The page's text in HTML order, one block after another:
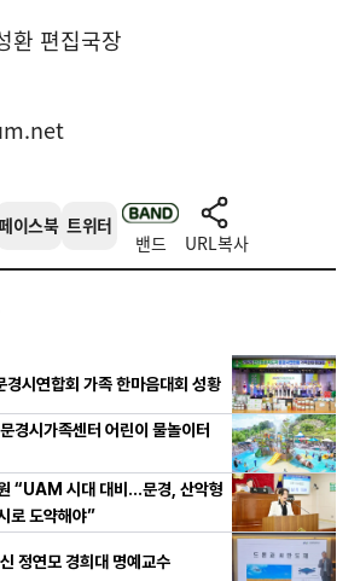
환 편집국장
이스북 트위터
밴드 URL복사
경시연합회 가족 한마음대회 성황
경시가족센터 어린이 물놀이터
“UAM 시대 대비…문경, 산악형
로 도약해야”
정연모 경희대 명예교수